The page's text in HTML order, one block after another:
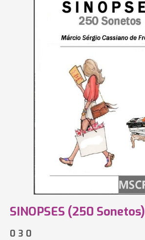
SINOPSES (250 Sonetos)
0 3 0